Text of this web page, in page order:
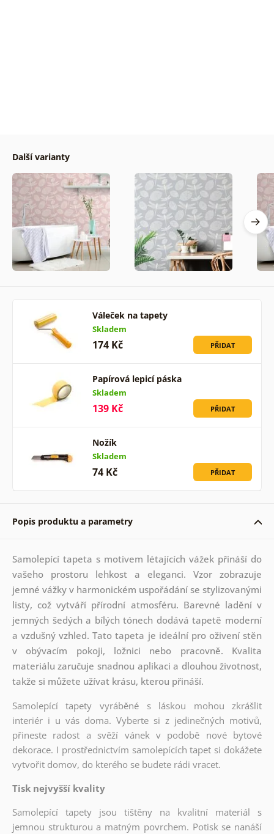
Další varianty
Váleček na tapety
Skladem
174 Kč PŘIDAT
Papírová lepicí páska
Skladem
139 Kč PŘIDAT
Nožík
Skladem
74 Kč PŘIDAT
Popis produktu a parametry
Samolepící tapeta s motivem létajících vážek přináší do
vašeho prostoru lehkost a eleganci. Vzor zobrazuje
jemné vážky v harmonickém uspořádání se stylizovanými
listy, což vytváří přírodní atmosféru. Barevné ladění v
jemných šedých a bílých tónech dodává tapetě moderní
a vzdušný vzhled. Tato tapeta je ideální pro oživení stěn
v obývacím pokoji, ložnici nebo pracovně. Kvalita
materiálu zaručuje snadnou aplikaci a dlouhou životnost,
takže si můžete užívat krásu, kterou přináší.
Samolepící tapety vyráběné s láskou mohou zkrášlit
interiér i u vás doma. Vyberte si z jedinečných motivů,
přineste radost a svěží vánek v podobě nové bytové
dekorace. I prostřednictvím samolepících tapet si dokážete
vytvořit domov, do kterého se budete rádi vracet.
Tisk nejvyšší kvality
Samolepící tapety jsou tištěny na kvalitní materiál s
jemnou strukturou a matným povrchem. Potisk se nanáší